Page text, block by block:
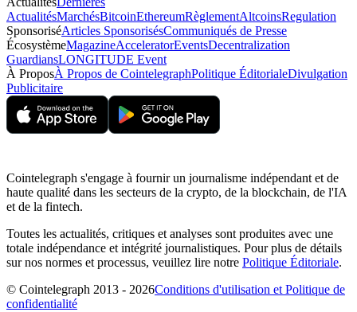
ActualitésMarchésBitcoinEthereumRèglementAltcoinsRegulation
SponsoriséArticles SponsorisésCommuniqués de Presse
ÉcosystèmeMagazineAcceleratorEventsDecentralization
GuardiansLONGITUDE Event
À ProposÀ Propos de CointelegraphPolitique ÉditorialeDivulgation
Publicitaire
Cointelegraph s'engage à fournir un journalisme indépendant et de
haute qualité dans les secteurs de la crypto, de la blockchain, de l'IA
et de la fintech.
Toutes les actualités, critiques et analyses sont produites avec une
totale indépendance et intégrité journalistiques. Pour plus de détails
sur nos normes et processus, veuillez lire notre Politique Éditoriale.
© Cointelegraph 2013 - 2026Conditions d'utilisation et Politique de
confidentialité